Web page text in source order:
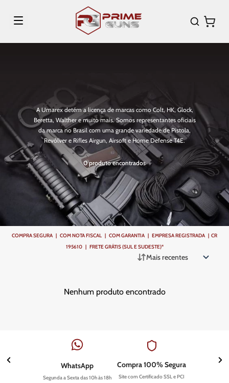
A Umarex detém a licença de marcas como Colt, HK, Glock,
Beretta, Walther e muito mais. Somos representantes oficiais
da marca no Brasil com uma grande variedade de Pistola,
Revólver e Rifles Airgun, Airsoft e Home Defense T4E.
0produto
COMPRA SEGURA | COM NOTA FISCAL | COM GARANTIA | EMPRESA REGISTRADA | CR
195610 | FRETE GRÁTIS (SUL E SUDESTE)*
Mais recentes
Nenhum produto encontrado
WhatsApp
Segunda a Sexta das 10h às 18h
Compra 100% Segura
Site com Certificado SSL e PCI